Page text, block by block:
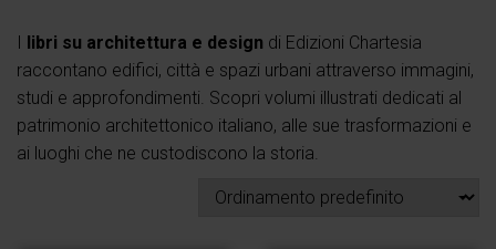
I libri su architettura e design di Edizioni Chartesia
raccontano edifici, città e spazi urbani attraverso immagini,
studi e approfondimenti. Scopri volumi illustrati dedicati al
patrimonio architettonico italiano, alle sue trasformazioni e
ai luoghi che ne custodiscono la storia.